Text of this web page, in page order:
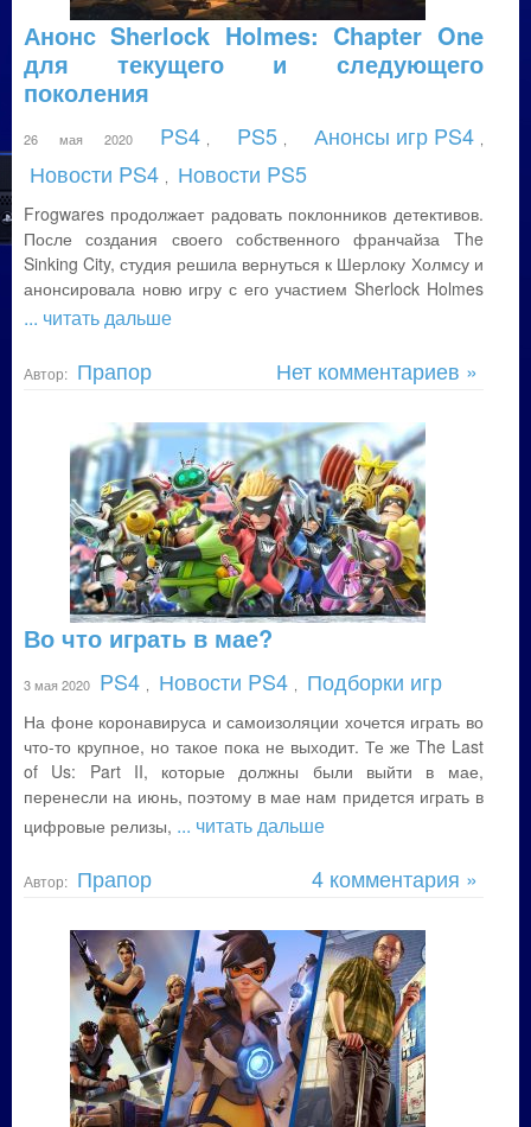
Анонс Sherlock Holmes: Chapter One
для текущего и следующего
поколения
26 мая 2020 PS4 PS5 Анонсы игр PS4
Новости PS4 Новости PS5
Frogwares продолжает радовать поклонников детективов.
После создания своего собственного франчайза The
Sinking City, студия решила вернуться к Шерлоку Холмсу и
анонсировала новю игру с его участием Sherlock Holmes
... читать дальше
Автор: Прапор Нет комментариев »
Во что играть в мае?
3 мая 2020 PS4 Новости PS4 Подборки игр
На фоне коронавируса и самоизоляции хочется играть во
что-то крупное, но такое пока не выходит. Те же The Last
of Us: Part II, которые должны были выйти в мае,
перенесли на июнь, поэтому в мае нам придется играть в
цифровые релизы, ... читать дальше
Автор: Прапор 4 комментария »